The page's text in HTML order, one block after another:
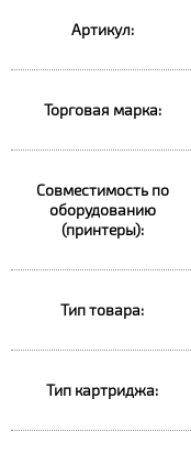
Артикул:
Торговая марка:
Совместимость по
оборудованию
(принтеры):
Тип товара:
Тип картриджа: